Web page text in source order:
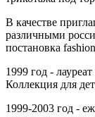
В качестве
различными
постановка
1999 год -
Коллекция для
1999-2003 год -